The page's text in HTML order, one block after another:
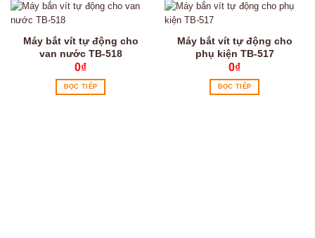
Máy bắt vít tự động cho
van nước TB-518
0₫
ĐỌC TIẾP
Máy bắt vít tự động cho
phụ kiện TB-517
0₫
ĐỌC TIẾP